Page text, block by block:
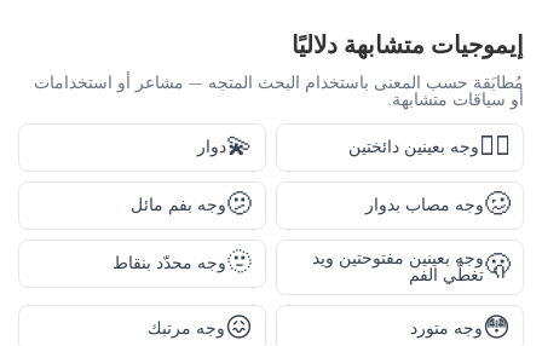
إيموجيات متشابهة دلاليًا
مُطابَقة حسب المعنى باستخدام البحث المتجه — مشاعر أو استخدامات
أو سياقات متشابهة.
😵‍💫وجه بعينين دائختين 💫دوار
🥴وجه مصاب بدوار 🫤وجه بفم مائل
🫢وجه بعينين مفتوحتين ويد
تغطّي الفم
🫥وجه محدّد بنقاط
😳وجه متورد 😖وجه مرتبك